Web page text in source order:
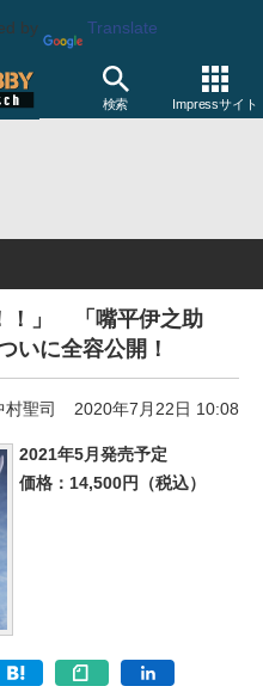
by Translate
検索 Impressサイト
！」 「嘴平伊之助
いに全容公開！
村聖司 2020年7月22日 10:08
2021年5月発売予定
価格：14,500円（税込）